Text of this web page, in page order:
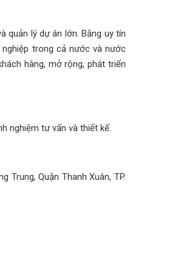
quản lý dự án lớn. Bằng uy tín
trong cả nước và nước
hàng, mở rộng, phát triển
nghiệm tư vấn và thiết kế.
Trung, Quận Thanh Xuân, TP.